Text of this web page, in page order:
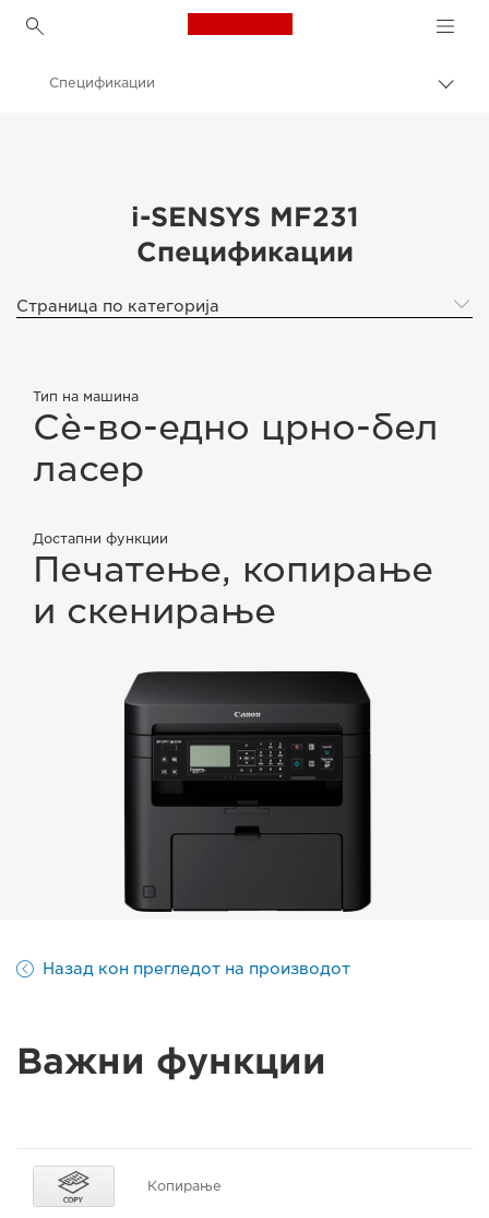
Canon Logo, back to
Спецификации
i-SENSYS MF231
Спецификации
Страница по категорија
Тип на машина
Сè-во-едно црно-бел
ласер
Достапни функции
Печатење, копирање
и скенирање
Назад кон прегледот на производот
Важни функции
Копирање